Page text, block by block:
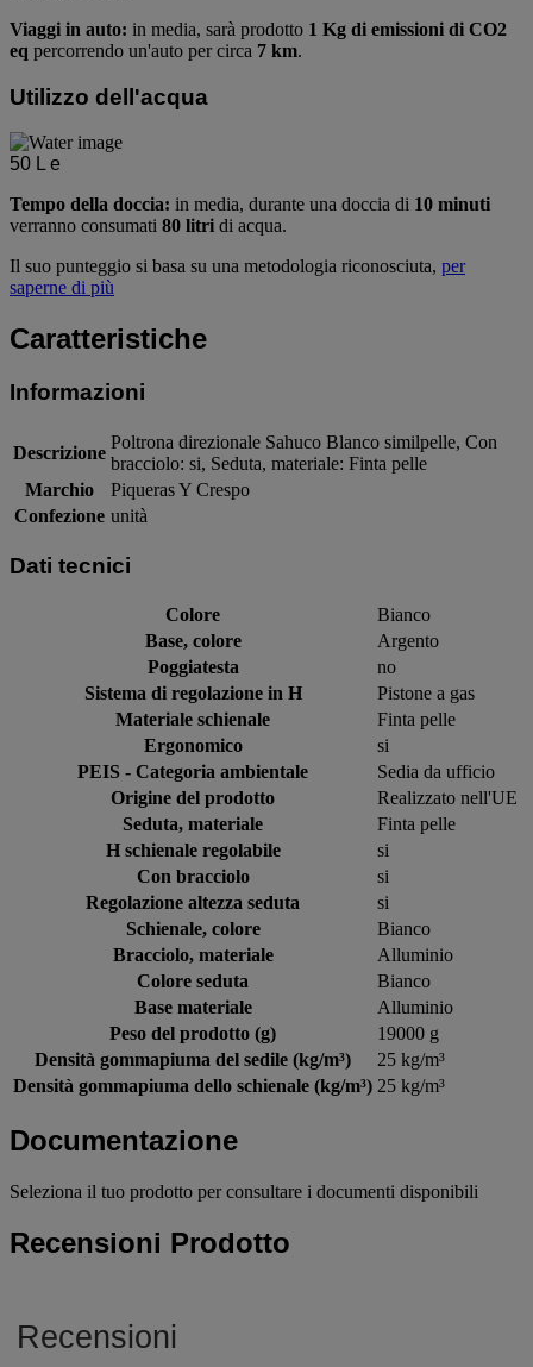
Viaggi in auto: in media, sarà prodotto 1 Kg di emissioni di CO2
eq percorrendo un'auto per circa 7 km.
Utilizzo dell'acqua
50 L e
Tempo della doccia: in media, durante una doccia di 10 minuti
verranno consumati 80 litri di acqua.
Il suo punteggio si basa su una metodologia riconosciuta, per
saperne di più
Caratteristiche
Informazioni
Descrizione
Poltrona direzionale Sahuco Blanco similpelle, Con
bracciolo: si, Seduta, materiale: Finta pelle
Marchio
Piqueras Y Crespo
Confezione unità
Dati tecnici
Colore
Bianco
Base, colore
Argento
Poggiatesta
no
Sistema di regolazione in H
Pistone a gas
Materiale schienale
Finta pelle
Ergonomico
si
PEIS - Categoria ambientale
Sedia da ufficio
Origine del prodotto
Realizzato nell'UE
Seduta, materiale
Finta pelle
H schienale regolabile
si
Con bracciolo
si
Regolazione altezza seduta
si
Schienale, colore
Bianco
Bracciolo, materiale
Alluminio
Colore seduta
Bianco
Base materiale
Alluminio
Peso del prodotto (g)
19000 g
Densità gommapiuma del sedile (kg/m³)
25 kg/m³
Densità gommapiuma dello schienale (kg/m³) 25 kg/m³
Documentazione
Seleziona il tuo prodotto per consultare i documenti disponibili
Recensioni Prodotto